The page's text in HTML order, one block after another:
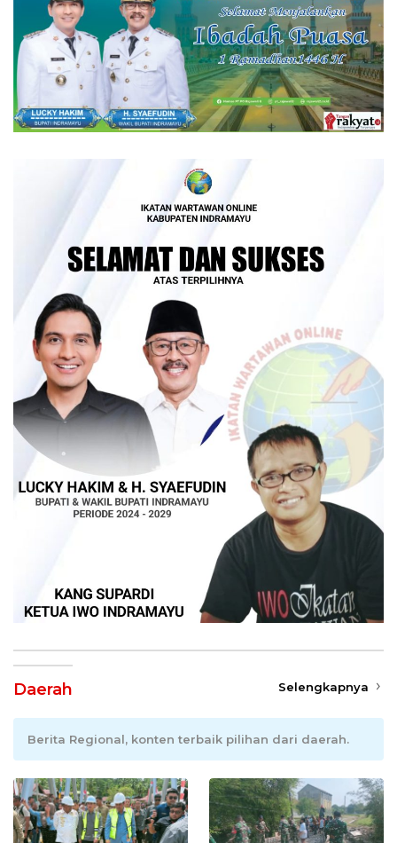
Daerah Selengkapnya
Berita Regional, konten terbaik pilihan dari daerah.